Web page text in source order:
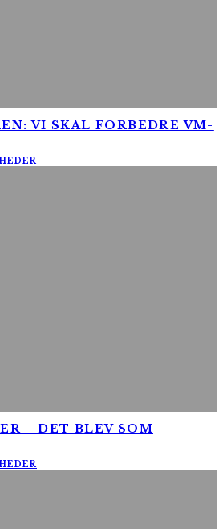
VI SKAL FORBEDRE VM-
– DET BLEV SOM